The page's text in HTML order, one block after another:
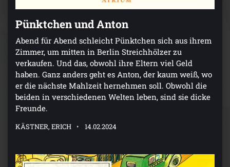
Pünktchen und Anton
Abend für Abend schleicht Pünktchen sich aus ihrem
Zimmer, um mitten in Berlin Streichhölzer zu
verkaufen. Und das, obwohl ihre Eltern viel Geld
haben. Ganz anders geht es Anton, der kaum weiß, wo
er die nächste Mahlzeit hernehmen soll. Obwohl die
beiden in verschiedenen Welten leben, sind sie dicke
Freunde.
KÄSTNER, ERICH 14.02.2024